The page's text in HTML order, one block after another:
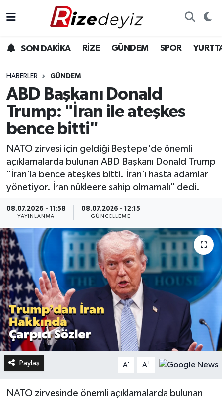
SON DAKİKA RİZE GÜNDEM SPOR
HABERLER GÜNDEM
ABD Başkanı Donald
Trump: "İran ile ateşkes
bence bitti"
NATO zirvesi için geldiği Beştepe'de önemli
açıklamalarda bulunan ABD Başkanı Donald Trump
"İran'la bence ateşkes bitti. İran'ı hasta adamlar
yönetiyor. İran nükleere sahip olmamalı" dedi.
08.07.2026 - 11:58
YAYINLANMA
08.07.2026 - 12:15
GÜNCELLEME
Paylaş A- A+
NATO zirvesinde önemli açıklamalarda bulunan
Gündem
Yurttan Haberler
Ekonomi
Sağlık
Rize Hava Durumu
Rize Trafik Yoğunluk Haritası
Süper Lig Puan Durumu ve Fikstür
Son Dakika Haberleri
Haber Arşivi